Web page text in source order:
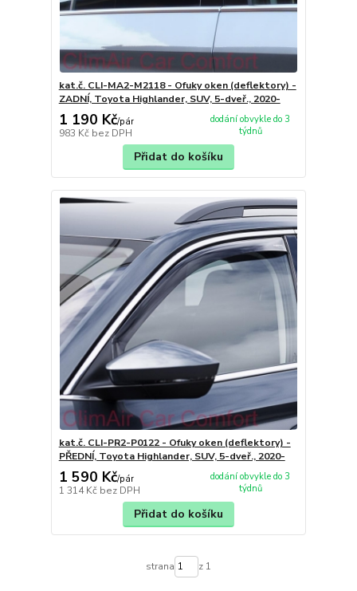
kat.č. CLI-MA2-M2118 - Ofuky oken (deflektory) -
ZADNÍ, Toyota Highlander, SUV, 5-dveř., 2020-
1 190 Kč/pár
983 Kč bez DPH
dodání obvykle do 3
týdnů
Přidat do košíku
kat.č. CLI-PR2-P0122 - Ofuky oken (deflektory) -
PŘEDNÍ, Toyota Highlander, SUV, 5-dveř., 2020-
1 590 Kč/pár
1 314 Kč bez DPH
dodání obvykle do 3
týdnů
Přidat do košíku
strana z 1